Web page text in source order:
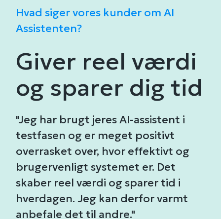
Hvad siger vores kunder om AI
Assistenten?
Giver reel værdi
og sparer dig tid
"Jeg har brugt jeres AI-assistent i
testfasen og er meget positivt
overrasket over, hvor effektivt og
brugervenligt systemet er. Det
skaber reel værdi og sparer tid i
hverdagen. Jeg kan derfor varmt
anbefale det til andre."